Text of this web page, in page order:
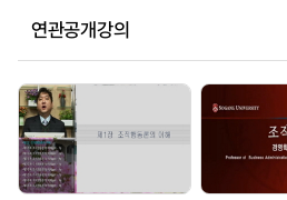
연관공개강의